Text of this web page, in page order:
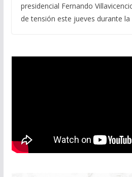
presidencial Fernando
de tensión este jueves durante la